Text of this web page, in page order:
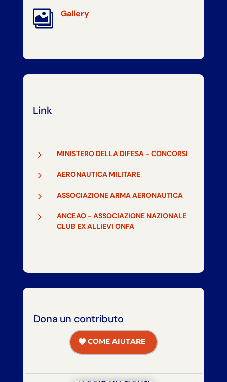
 Gallery
Link
5 MINISTERO DELLA DIFESA - CONCORSI
5 AERONAUTICA MILITARE
5 ASSOCIAZIONE ARMA AERONAUTICA
5
ANCEAO - ASSOCIAZIONE NAZIONALE
CLUB EX ALLIEVI ONFA
Dona un contributo
COME AIUTARE